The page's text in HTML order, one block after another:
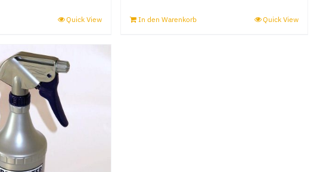
Quick View In den Warenkorb Quick View